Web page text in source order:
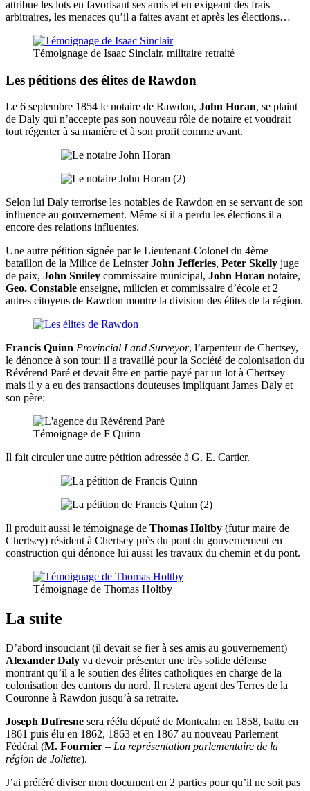
attribue les lots en favorisant ses amis et en exigeant des frais
arbitraires, les menaces qu’il a faites avant et après les élections…
Témoignage de Isaac Sinclair, militaire retraité
Les pétitions des élites de Rawdon
Le 6 septembre 1854 le notaire de Rawdon, John Horan, se plaint
de Daly qui n’accepte pas son nouveau rôle de notaire et voudrait
tout régenter à sa manière et à son profit comme avant.
Selon lui Daly terrorise les notables de Rawdon en se servant de son
influence au gouvernement. Même si il a perdu les élections il a
encore des relations influentes.
Une autre pétition signée par le Lieutenant-Colonel du 4ème
bataillon de la Milice de LeinsterJohn Jefferies, Peter Skelly juge
de paix, John Smiley commissaire municipal, John Horan notaire,
Geo. Constable enseigne, milicien et commissaire d’école et 2
autres citoyens de Rawdon montre la division des élites de la région.
Francis Quinn Provincial Land Surveyor, l’arpenteur de Chertsey,
le dénonce à son tour; il a travaillé pour la Société de colonisation du
Révérend Paré et devait être en partie payé par un lot à Chertsey
mais il y a eu des transactions douteuses impliquant James Daly et
son père:
Témoignage de F Quinn
Il fait circuler une autre pétition adressée à G. E. Cartier.
Il produit aussi le témoignage de Thomas Holtby (futur maire de
Chertsey) résident à Chertsey près du pont du gouvernement en
construction qui dénonce lui aussi les travaux du chemin et du pont.
Témoignage de Thomas Holtby
La suite
D’abord insouciant (il devait se fier à ses amis au gouvernement)
Alexander Daly va devoir présenter une très solide défense
montrant qu’il a le soutien des élites catholiques en charge de la
colonisation des cantons du nord. Il restera agent des Terres de la
Couronne à Rawdon jusqu’à sa retraite.
Joseph Dufresne sera réélu député de Montcalm en 1858, battu en
1861 puis élu en 1862, 1863 et en 1867 au nouveau Parlement
Fédéral (M. Fournier – La représentation parlementaire de la
région de Joliette).
J’ai préféré diviser mon document en 2 parties pour qu’il ne soit pas